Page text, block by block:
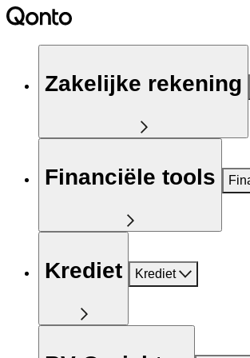
Zakelijke rekening
Financiële tools
Krediet Krediet